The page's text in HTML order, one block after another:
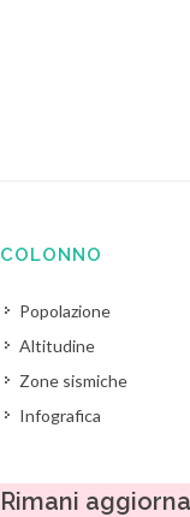
COLONNO
Popolazione
Altitudine
Zone sismiche
Infografica
Rimani